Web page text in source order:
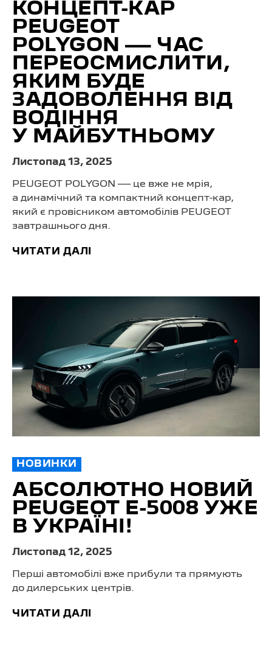
КОНЦЕПТ-КАР
PEUGEOT
POLYGON — ЧАС
ПЕРЕОСМИСЛИТИ,
ЯКИМ БУДЕ
ЗАДОВОЛЕННЯ ВІД
ВОДІННЯ
У МАЙБУТНЬОМУ
Листопад 13, 2025
PEUGEOT POLYGON — це вже не мрія,
а динамічний та компактний концепт-кар,
який є провісником автомобілів PEUGEOT
завтрашнього дня.
ЧИТАТИ ДАЛІ
НОВИНКИ
АБСОЛЮТНО НОВИЙ
PEUGEOT E-5008 УЖЕ
В УКРАЇНІ!
Листопад 12, 2025
Перші автомобілі вже прибули та прямують
до дилерських центрів.
ЧИТАТИ ДАЛІ